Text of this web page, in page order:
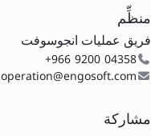
منظِّم
فريق عمليات انجوسوفت
+966 9200 04358
operation@engosoft.com
مشاركة